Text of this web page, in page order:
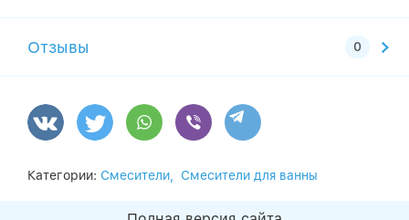
Отзывы
Категории: Смесители, Смесители для ванны